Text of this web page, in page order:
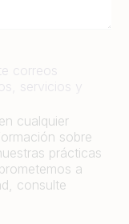
correos
servicios y
cualquier
sobre
prácticas
a
consulte